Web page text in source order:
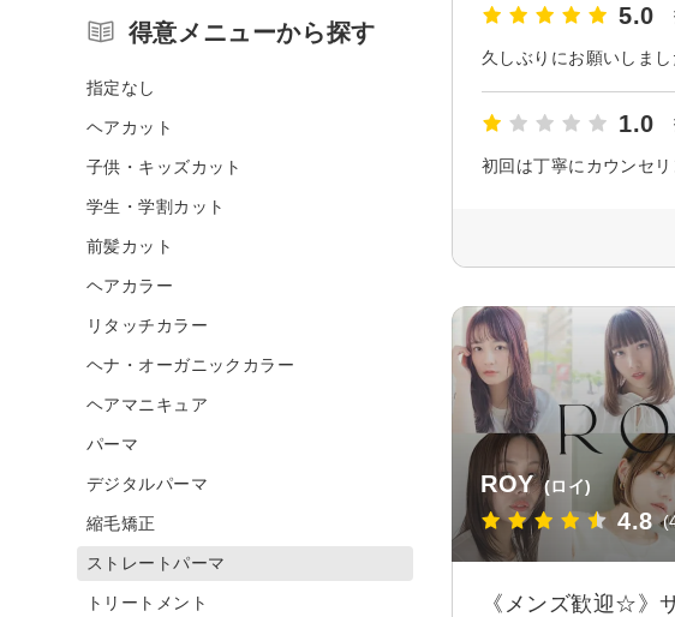
5.0
久しぶりにお願いしま
1.0
ROY (ロイ)
4.8
《メンズ歓迎☆》
得意メニューから探す
指定なし
ヘアカット
子供・キッズカット
学生・学割カット
前髪カット
ヘアカラー
リタッチカラー
ヘナ・オーガニックカラー
ヘアマニキュア
パーマ
デジタルパーマ
縮毛矯正
ストレートパーマ
トリートメント